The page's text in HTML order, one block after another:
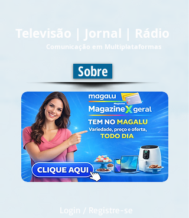
Sobre
Televisão | Jornal | Rádio
Comunicação em Multiplataformas
Login / Registre-se